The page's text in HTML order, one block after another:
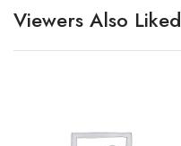
Viewers Also Liked